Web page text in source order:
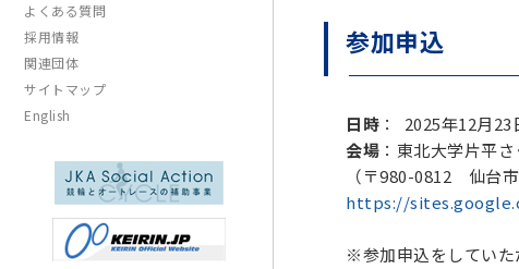
よくある質問
採用情報
関連団体
サイトマップ
English
参加申込
日時 ： 2025年12月
会場 ：東北大学片平
（〒980-0812 仙台
https://
※参加申込をしていた